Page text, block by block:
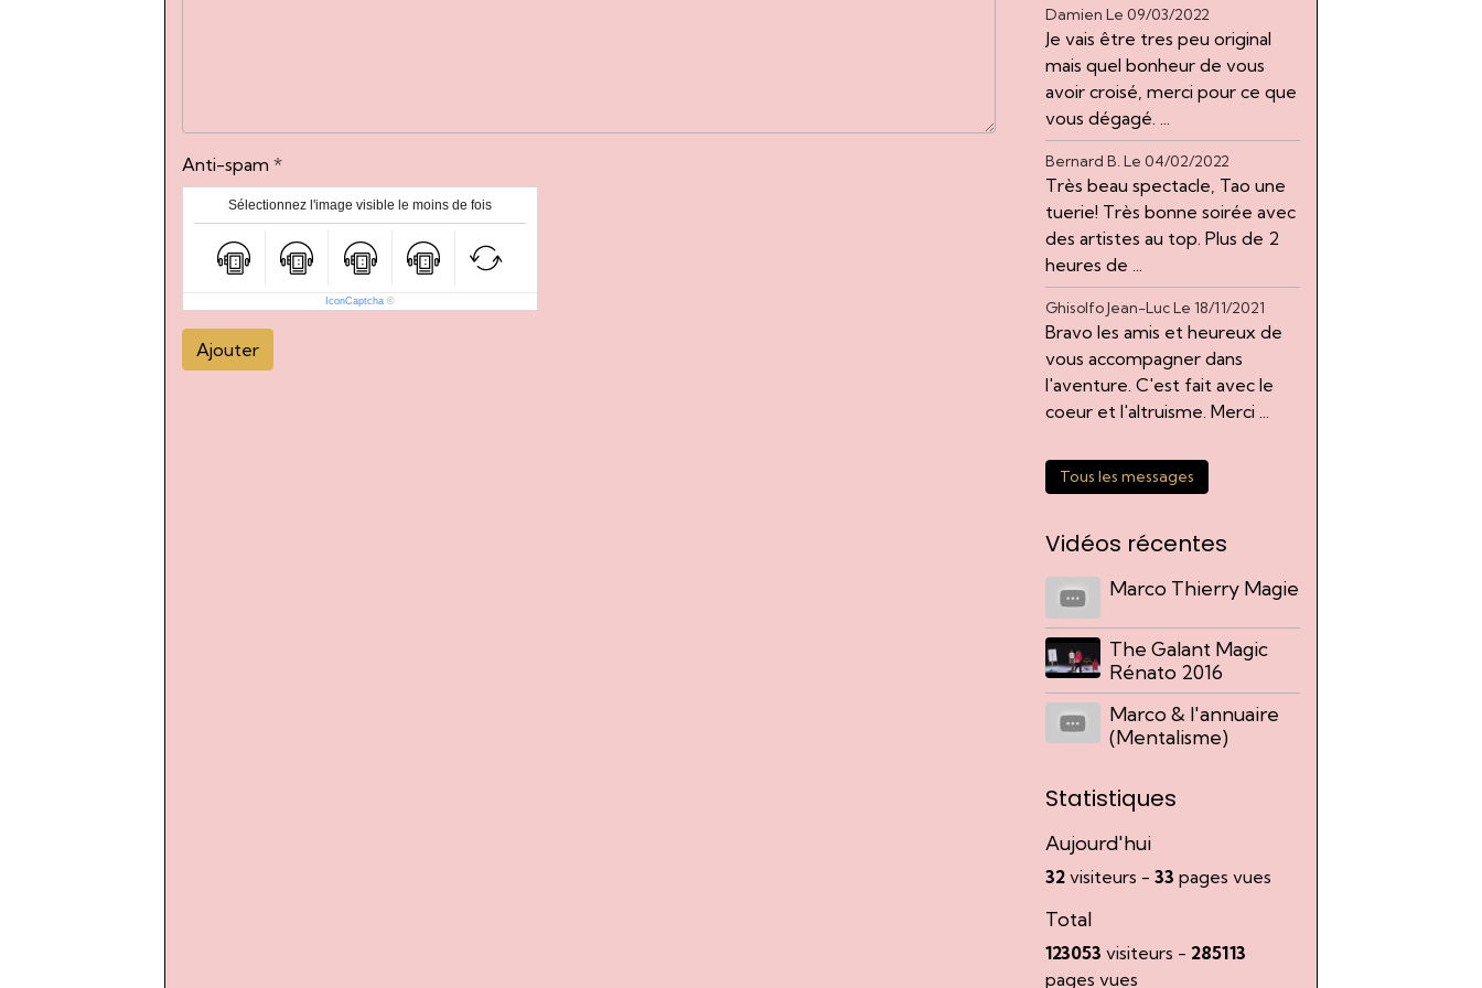
Anti-spam
Sélectionnez l'image visible le moins de fois
IconCaptcha ©
Ajouter
Damien Le 09/03/2022
Je vais être tres peu original
mais quel bonheur de vous
avoir croisé, merci pour ce que
vous dégagé. ...
Bernard B. Le 04/02/2022
Très beau spectacle, Tao une
tuerie! Très bonne soirée avec
des artistes au top. Plus de 2
heures de ...
Ghisolfo Jean-Luc Le 18/11/2021
Bravo les amis et heureux de
vous accompagner dans
l'aventure. C'est fait avec le
coeur et l'altruisme. Merci ...
Tous les messages
Vidéos récentes
Marco Thierry Magie
The Galant Magic
Rénato 2016
Marco & l'annuaire
(Mentalisme)
Statistiques
Aujourd'hui
32visiteurs - 33 pages vues
Total
123053 visiteurs - 285113
pages vues